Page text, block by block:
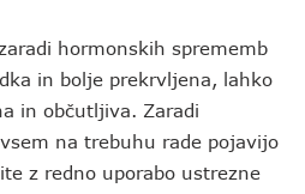
hormonskih sprememb
in bolje prekrvljena, lahko
in občutljiva. Zaradi
na trebuhu rade pojavijo
z redno uporabo ustrezne